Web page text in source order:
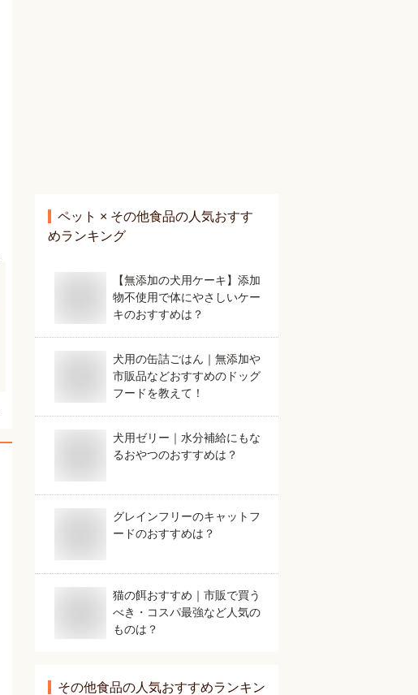
ペット × その他食品の人気おすす
めランキング
【無添加の犬用ケーキ】添加
物不使用で体にやさしいケー
キのおすすめは？
犬用の缶詰ごはん｜無添加や
市販品などおすすめのドッグ
フードを教えて！
犬用ゼリー｜水分補給にもな
るおやつのおすすめは？
グレインフリーのキャットフ
ードのおすすめは？
猫の餌おすすめ｜市販で買う
べき・コスパ最強など人気の
ものは？
その他食品の人気おすすめランキン